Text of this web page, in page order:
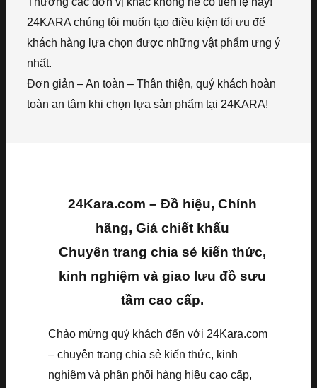
24KARA chúng tôi muốn tạo điều kiện tối ưu để
khách hàng lựa chọn được những vật phẩm ưng ý
nhất.
Đơn giản – An toàn – Thân thiện, quý khách hoàn
toàn an tâm khi chọn lựa sản phẩm tại 24KARA!
24Kara.com – Đồ hiệu, Chính
hãng, Giá chiết khấu
Chuyên trang chia sẻ kiến thức,
kinh nghiệm và giao lưu đồ sưu
tầm cao cấp.
Chào mừng quý khách đến với 24Kara.com
– chuyên trang chia sẻ kiến thức, kinh
nghiệm và phân phối hàng hiệu cao cấp,